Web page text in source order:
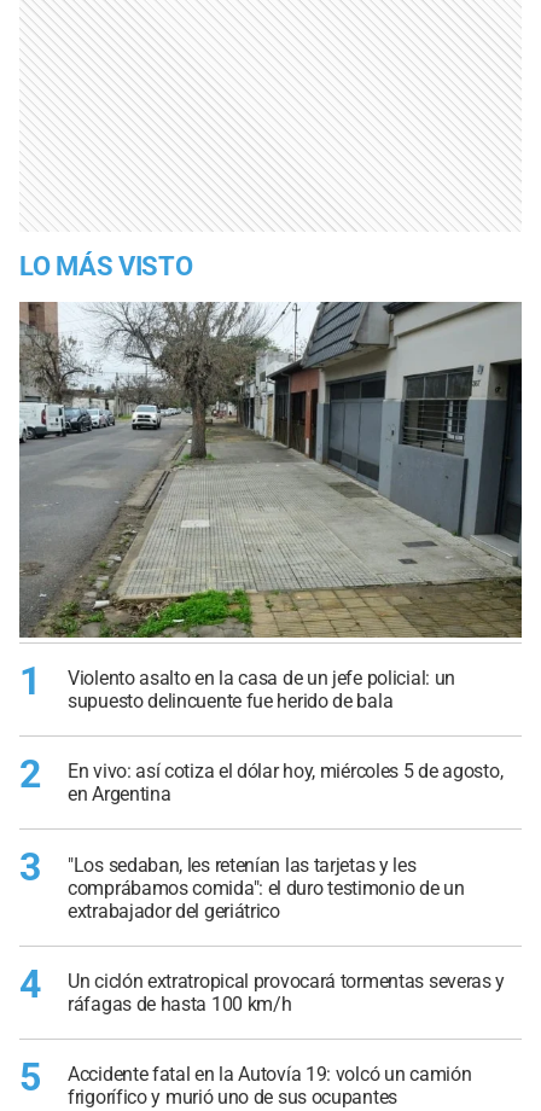
LO MÁS VISTO
1
Violento asalto en la casa de un jefe policial: un
supuesto delincuente fue herido de bala
2
En vivo: así cotiza el dólar hoy, miércoles 5 de agosto,
en Argentina
3
"Los sedaban, les retenían las tarjetas y les
comprábamos comida": el duro testimonio de un
extrabajador del geriátrico
4
Un ciclón extratropical provocará tormentas severas y
ráfagas de hasta 100 km/h
5
Accidente fatal en la Autovía 19: volcó un camión
frigorífico y murió uno de sus ocupantes